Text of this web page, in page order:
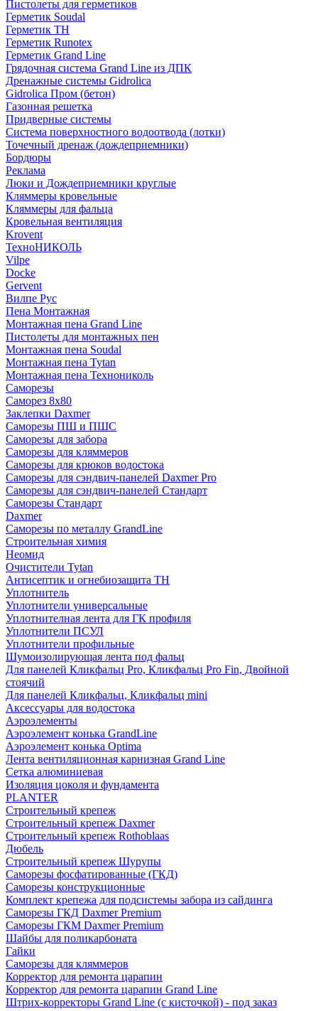
Пистолеты для герметиков
Герметик Soudal
Герметик ТН
Герметик Runotex
Герметик Grand Line
Грядочная система Grand Line из ДПК
Дренажные системы Gidrolica
Gidrolica Пром (бетон)
Газонная решетка
Придверные системы
Система поверхностного водоотвода (лотки)
Точечный дренаж (дождеприемники)
Бордюры
Рекламa
Люки и Дождеприемники круглые
Кляммеры кровельные
Кляммеры для фальца
Кровельная вентиляция
Krovent
ТехноНИКОЛЬ
Vilpe
Docke
Gervent
Вилпе Рус
Пена Монтажнaя
Монтажная пена Grand Linе
Пистолеты для монтажных пен
Монтажная пена Soudal
Монтажная пена Tytan
Монтажная пена Технониколь
Саморезы
Саморез 8х80
Заклепки Daxmer
Саморезы ПШ и ПШС
Саморезы для забора
Саморезы для кляммеров
Саморезы для крюков водостока
Саморезы для сэндвич-панелей Daxmer Pro
Саморезы для сэндвич-панелей Стандарт
Саморезы Стандарт
Daxmer
Саморезы по металлу GrandLine
Строительная химия
Неомид
Очистители Tytan
Антисептик и огнебиозащита ТН
Уплотнитель
Уплотнители универсальные
Уплотнителная лента для ГК профиля
Уплотнители ПСУЛ
Уплотнители профильные
Шумоизолирующая лента под фальц
Для панелей Кликфальц Pro, Кликфальц Pro Fin, Двойной
стоячий
Для панелей Кликфальц, Кликфальц mini
Аксессуары для водостока
Аэроэлементы
Аэроэлемент конька GrandLine
Аэроэлемент конька Optima
Лента вентиляционная карнизная Grand Line
Сетка алюминиевая
Изоляция цоколя и фундамента
PLANTER
Строительный крепеж
Строительный крепеж Daxmer
Строительный крепеж Rothoblaas
Дюбель
Строительный крепеж Шурупы
Саморeзы фосфатированные (ГКД)
Саморезы конструкционные
Комплект крепежа для подсистемы забора из сайдинга
Саморезы ГКД Daxmer Premium
Саморезы ГКМ Daxmer Premium
Шайбы для поликарбоната
Гайки
Саморезы для кляммеров
Корректор для ремонта царапин
Корректор для ремонта царапин Grand Line
Штрих-корректоры Grand Line (с кисточкой) - под заказ